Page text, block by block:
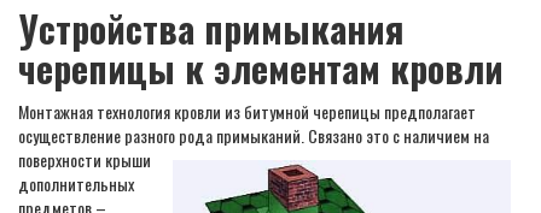
Устройства примыкания
черепицы к элементам кровли
Монтажная технология кровли из битумной черепицы предполагает
осуществление разного рода примыканий. Связано это с наличием на
поверхности крыши
дополнительных
предметов –